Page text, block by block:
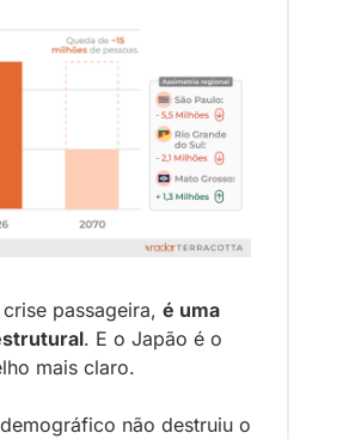
passageira, é uma
. E o Japão é o
mais claro.
não destruiu o